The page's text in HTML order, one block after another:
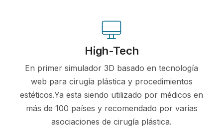
High-Tech
En primer simulador 3D basado en tecnología
web para cirugía plástica y procedimientos
estéticos.Ya esta siendo utilizado por médicos en
más de 100 países y recomendado por varias
asociaciones de cirugía plástica.